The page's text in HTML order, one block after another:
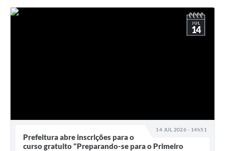
14 JUL 2026 - 14h51
JUL
14
Prefeitura abre inscrições para o
curso gratuito "Preparando-se para o Primeiro